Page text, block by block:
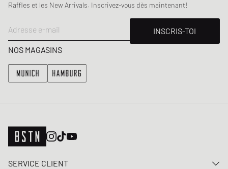
Raffles et les New Arrivals. Inscrivez-vous dès maintenant!
Adresse e-mail
INSCRIS-TOI
NOS MAGASINS
SERVICE CLIENT